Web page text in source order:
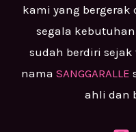
kami yang bergerak
segala kebutuhan
sudah berdiri sejak
nama SANGGARALLE
ahli dan